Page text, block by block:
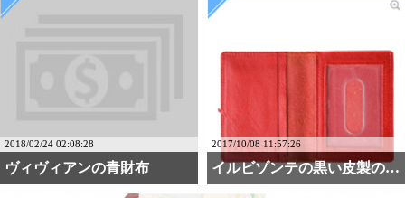
2018/02/24 02:08:28
ヴィヴィアンの青財布
2017/10/08 11:57:26
イルビゾンテの黒い皮製の・・・